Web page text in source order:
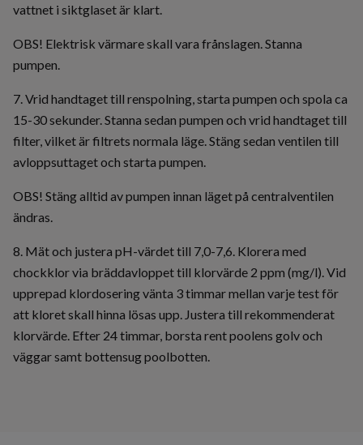
vattnet i siktglaset är klart.
OBS! Elektrisk värmare skall vara frånslagen. Stanna
pumpen.
7. Vrid handtaget till renspolning, starta pumpen och spola ca
15-30 sekunder. Stanna sedan pumpen och vrid handtaget till
filter, vilket är filtrets normala läge. Stäng sedan ventilen till
avloppsuttaget och starta pumpen.
OBS! Stäng alltid av pumpen innan läget på centralventilen
ändras.
8. Mät och justera pH-värdet till 7,0-7,6. Klorera med
chockklor via bräddavloppet till klorvärde 2 ppm (mg/l). Vid
upprepad klordosering vänta 3 timmar mellan varje test för
att kloret skall hinna lösas upp. Justera till rekommenderat
klorvärde. Efter 24 timmar, borsta rent poolens golv och
väggar samt bottensug poolbotten.